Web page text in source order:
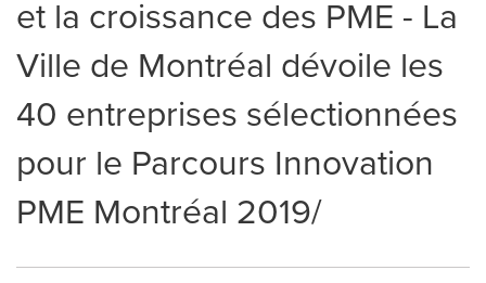
et la croissance des PME - La
Ville de Montréal dévoile les
40 entreprises sélectionnées
pour le Parcours Innovation
PME Montréal 2019/